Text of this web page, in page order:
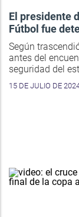
El presidente
Fútbol fue
Según
antes del
seguridad del
15 DE JULIO DE